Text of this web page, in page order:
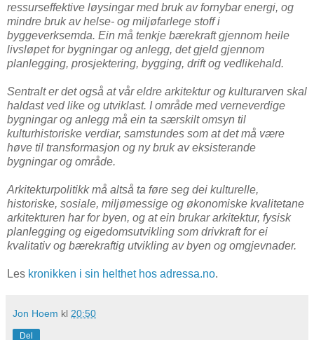
ressurseffektive løysingar med bruk av fornybar energi, og
mindre bruk av helse- og miljøfarlege stoff i
byggeverksemda. Ein må tenkje bærekraft gjennom heile
livsløpet for bygningar og anlegg, det gjeld gjennom
planlegging, prosjektering, bygging, drift og vedlikehald.
Sentralt er det også at vår eldre arkitektur og kulturarven skal
haldast ved like og utviklast. I område med verneverdige
bygningar og anlegg må ein ta særskilt omsyn til
kulturhistoriske verdiar, samstundes som at det må være
høve til transformasjon og ny bruk av eksisterande
bygningar og område.
Arkitekturpolitikk må altså ta føre seg dei kulturelle,
historiske, sosiale, miljømessige og økonomiske kvalitetane
arkitekturen har for byen, og at ein brukar arkitektur, fysisk
planlegging og eigedomsutvikling som drivkraft for ei
kvalitativ og bærekraftig utvikling av byen og omgjevnader.
Les kronikken i sin helthet hos adressa.no.
Jon Hoem kl 20:50
Del